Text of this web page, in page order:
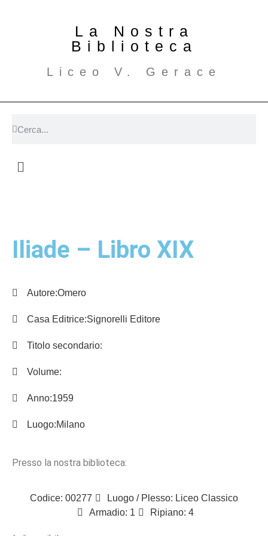
La Nostra
Biblioteca
Liceo V. Gerace
Iliade – Libro XIX
Autore:Omero
Casa Editrice:Signorelli Editore
Titolo secondario:
Volume:
Anno:1959
Luogo:Milano
Presso la nostra biblioteca:
Codice: 00277
Luogo / Plesso: Liceo Classico
Armadio: 1
Ripiano: 4